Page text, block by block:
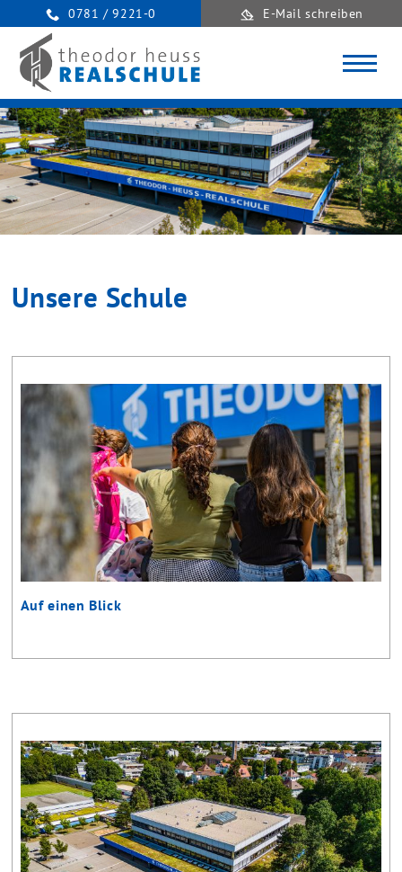
0781 / 9221-0 E-Mail schreiben
Unsere Schule
Auf einen Blick